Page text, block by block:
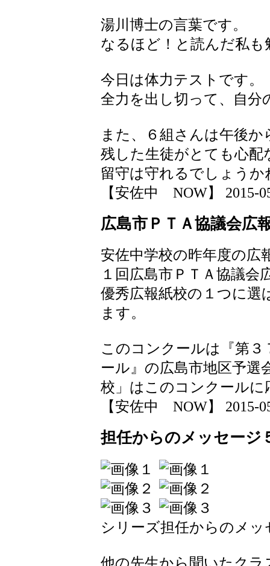
湯川博士の言葉です。
なるほど！と読んだ私
今日は体力テストです。
全力を出し切って、自
また、６組さんは午後
残した生徒がとても心配
留守は守れるでしょうか
【安佐中 NOW】 2015-
広島市ＰＴＡ協議会広
安佐中学校の昨年度の広
１回広島市ＰＴＡ協議
優秀広報紙校の１つに
ます。
このコンクールは『第３
ール』の広島市地区予選
校」はこのコンクール
【安佐中 NOW】 2015-
担任からのメッセージ
シリーズ担任からのメッ
他の先生から聞いたク